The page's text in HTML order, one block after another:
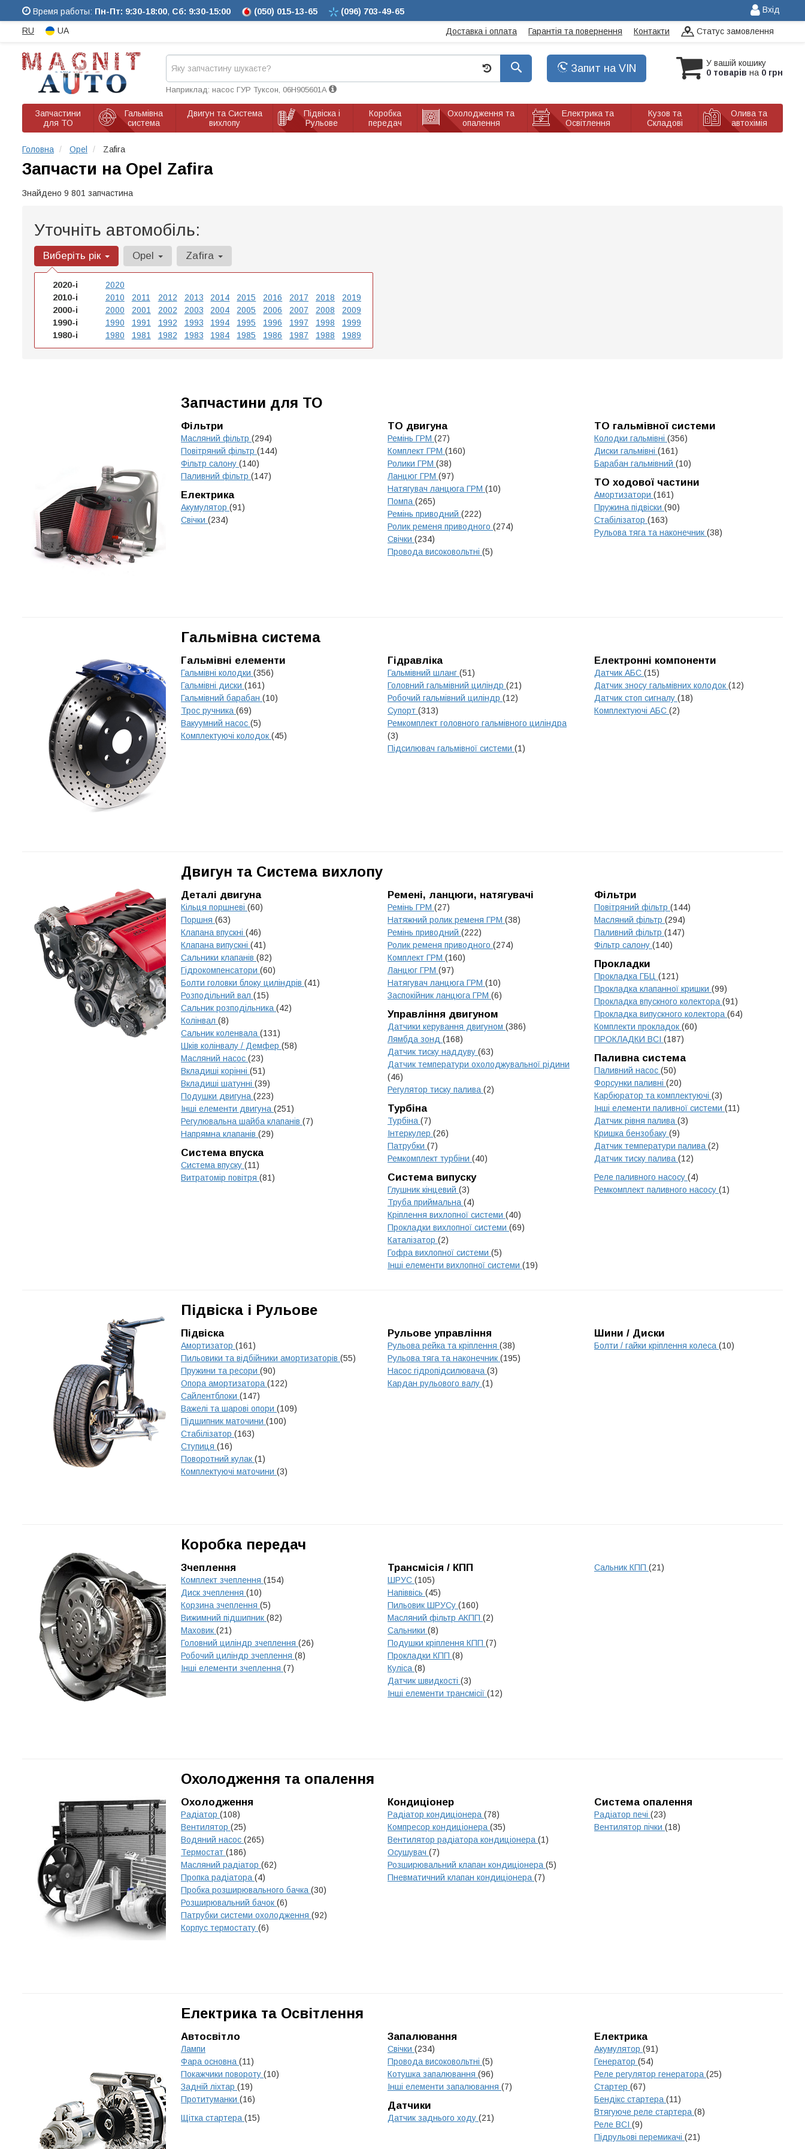
Время работы: Пн-Пт: 9:30-18:00, Сб: 9:30-15:00 (050) 015-13-65 (096) 703-49-65 Вхід
RU UA Доставка і оплата Гарантія та повернення Контакти Статус замовлення
У вашій кошику
0 товарів на 0 грн
Запит на VIN
Наприклад: насос ГУР Туксон, 06H905601A
Запчастини
для ТО
Гальмівна
система
Двигун та Система
вихлопу
Підвіска і
Рульове
Коробка
передач
Охолодження та
опалення
Електрика та
Освітлення
Кузов та
Складові
Олива та
автохімія
Головна Opel Zafira
Запчасти на Opel Zafira
Знайдено 9 801 запчастина
Уточніть автомобіль:
Виберіть рік
2020-і
2020
2010-і
2010 2011 2012 2013 2014 2015 2016 2017 2018
2019
2000-і
2000 2001 2002 2003 2004 2005 2006 2007 2008
2009
1990-і
1990 1991 1992 1993 1994 1995 1996 1997 1998
1999
1980-і
1980 1981 1982 1983 1984 1985 1986 1987 1988 1989
Opel Zafira
Запчастини для ТО
Фільтри
Масляний фільтр (294)
Повітряний фільтр (144)
Фільтр салону (140)
Паливний фільтр (147)
ТО двигуна
Ремінь ГРМ (27)
Комплект ГРМ (160)
Ролики ГРМ (38)
Ланцюг ГРМ (97)
Натягувач ланцюга ГРМ (10)
Помпа (265)
Ремінь приводний (222)
Ролик ременя приводного (274)
Свічки (234)
Провода високовольтні (5)
ТО гальмівної системи
Колодки гальмівні (356)
Диски гальмівні (161)
Барабан гальмівний (10)
ТО ходової частини
Амортизатори (161)
Пружина підвіски (90)
Стабілізатор (163)
Рульова тяга та наконечник (38)
Електрика
Акумулятор (91)
Свічки (234)
Гальмівна система
Гальмівні елементи
Гальмівні колодки (356)
Гальмівні диски (161)
Гальмівний барабан (10)
Трос ручника (69)
Вакуумний насос (5)
Комплектуючі колодок (45)
Гідравліка
Гальмівний шланг (51)
Головний гальмівний циліндр (21)
Робочий гальмівний циліндр (12)
Супорт (313)
Ремкомплект головного гальмівного циліндра
(3)
Підсилювач гальмівної системи (1)
Електронні компоненти
Датчик АБС (15)
Датчик зносу гальмівних колодок (12)
Датчик стоп сигналу (18)
Комплектуючі АБС (2)
Двигун та Система вихлопу
Деталі двигуна
Кільця поршневі (60)
Поршня (63)
Клапана впускні (46)
Клапана випускні (41)
Сальники клапанів (82)
Гідрокомпенсатори (60)
Болти головки блоку циліндрів (41)
Розподільний вал (15)
Сальник розподільника (42)
Колінвал (8)
Сальник коленвала (131)
Шків колінвалу / Демфер (58)
Масляний насос (23)
Вкладиші корінні (51)
Вкладиші шатунні (39)
Подушки двигуна (223)
Інші елементи двигуна (251)
Регулювальна шайба клапанів (7)
Напрямна клапанів (29)
Ремені, ланцюги, натягувачі
Ремінь ГРМ (27)
Натяжний ролик ременя ГРМ (38)
Ремінь приводний (222)
Ролик ременя приводного (274)
Комплект ГРМ (160)
Ланцюг ГРМ (97)
Натягувач ланцюга ГРМ (10)
Заспокійник ланцюга ГРМ (6)
Фільтри
Повітряний фільтр (144)
Масляний фільтр (294)
Паливний фільтр (147)
Фільтр салону (140)
Прокладки
Прокладка ГБЦ (121)
Прокладка клапанної кришки (99)
Прокладка впускного колектора (91)
Прокладка випускного колектора (64)
Комплекти прокладок (60)
ПРОКЛАДКИ ВСІ (187)
Управління двигуном
Датчики керування двигуном (386)
Лямбда зонд (168)
Датчик тиску наддуву (63)
Датчик температури охолоджувальної рідини
(46)
Регулятор тиску палива (2)
Паливна система
Паливний насос (50)
Форсунки паливні (20)
Карбюратор та комплектуючі (3)
Інші елементи паливної системи (11)
Датчик рівня палива (3)
Кришка бензобаку (9)
Датчик температури палива (2)
Датчик тиску палива (12)
Турбіна
Турбіна (7)
Інтеркулер (26)
Патрубки (7)
Ремкомплект турбіни (40)
Система впуска
Система впуску (11)
Витратомір повітря (81) Система випуску
Глушник кінцевий (3)
Труба приймальна (4)
Кріплення вихлопної системи (40)
Прокладки вихлопної системи (69)
Каталізатор (2)
Гофра вихлопної системи (5)
Інші елементи вихлопної системи (19)
Реле паливного насосу (4)
Ремкомплект паливного насосу (1)
Підвіска і Рульове
Підвіска
Амортизатор (161)
Пильовики та відбійники амортизаторів (55)
Пружини та ресори (90)
Опора амортизатора (122)
Сайлентблоки (147)
Важелі та шарові опори (109)
Підшипник маточини (100)
Стабілізатор (163)
Ступиця (16)
Поворотний кулак (1)
Комплектуючі маточини (3)
Рульове управління
Рульова рейка та кріплення (38)
Рульова тяга та наконечник (195)
Насос гідропідсилювача (3)
Кардан рульового валу (1)
Шини / Диски
Болти / гайки кріплення колеса (10)
Коробка передач
Зчеплення
Комплект зчеплення (154)
Диск зчеплення (10)
Корзина зчеплення (5)
Вижимний підшипник (82)
Маховик (21)
Головний циліндр зчеплення (26)
Робочий циліндр зчеплення (8)
Інші елементи зчеплення (7)
Трансмісія / КПП
ШРУС (105)
Напіввісь (45)
Пильовик ШРУСу (160)
Масляний фільтр АКПП (2)
Сальники (8)
Подушки кріплення КПП (7)
Прокладки КПП (8)
Куліса (8)
Датчик швидкості (3)
Інші елементи трансмісії (12)
Сальник КПП (21)
Охолодження та опалення
Охолодження
Радіатор (108)
Вентилятор (25)
Водяний насос (265)
Термостат (186)
Масляний радіатор (62)
Пропка радіатора (4)
Пробка розширювального бачка (30)
Розширювальний бачок (6)
Патрубки системи охолодження (92)
Корпус термостату (6)
Кондиціонер
Радіатор кондиціонера (78)
Компресор кондиціонера (35)
Вентилятор радіатора кондиціонера (1)
Осушувач (7)
Розширювальний клапан кондиціонера (5)
Пневматичний клапан кондиціонера (7)
Система опалення
Радіатор печі (23)
Вентилятор пічки (18)
Електрика та Освітлення
Автосвітло
Лампи
Фара основна (11)
Покажчики повороту (10)
Задній ліхтар (19)
Протитуманки (16)
Запалювання
Свічки (234)
Провода високовольтні (5)
Котушка запалювання (96)
Інші елементи запалювання (7)
Електрика
Акумулятор (91)
Генератор (54)
Реле регулятор генератора (25)
Стартер (67)
Бендікс стартера (11)
Втягуюче реле стартера (8)
Реле ВСІ (9)
Підрульові перемикачі (21)
Датчики
Датчик заднього ходу (21)
Щітка стартера (15)